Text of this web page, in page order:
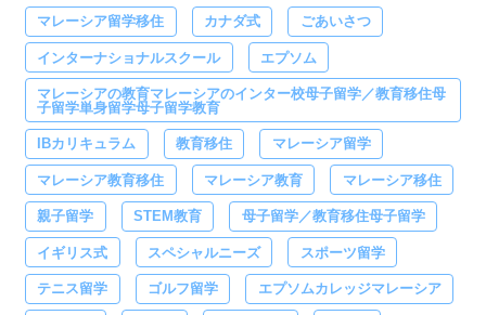
マレーシア留学移住 カナダ式 ごあいさつ
インターナショナルスクール エプソム
マレーシアの教育マレーシアのインター校母子留学／教育移住母
子留学単身留学母子留学教育
IBカリキュラム 教育移住 マレーシア留学
マレーシア教育移住 マレーシア教育 マレーシア移住
親子留学 STEM教育 母子留学／教育移住母子留学
イギリス式 スペシャルニーズ スポーツ留学
テニス留学 ゴルフ留学 エプソムカレッジマレーシア